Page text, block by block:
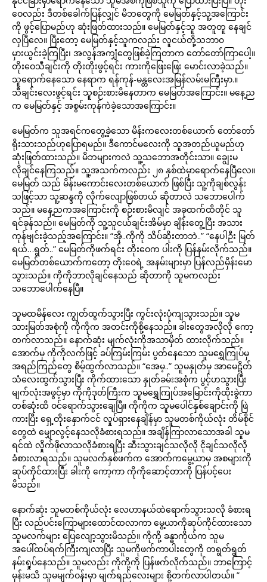
ဝေလည်း ဒီတစ်ခေါက်ပြန်လျှင် မိဘတွေကို မေမြတ်နှင့်သူ့အကြောင်း
ကို ဖွင့်ပြောမည်ဟု ဆုံးဖြတ်ထားသည်။ မေမြတ်နှင့်သူ အတူတူ နေချင်
လှပြီလေ။ ပြီးတော့ မေမြတ်နှင့်သူကလည်း လူငယ်တို့သဘာ၀
မှားယွင်းခဲ့ကြပြီး၊ အလွန်အကျှံတွေဖြစ်ခဲ့ကြတာက တော်တော်ကြာပေါ့။
တိုးဝေသီချင်းကို တိုးတိုးဖွင့်ရင်း ကားကိုဖြေးဖြေး မောင်းလာခဲ့သည်။
သူရောက်နေသော နေရာက ရန်ကုန်-မန္တလေးအမြန်လမ်းမကြီးမှာ.။
သီချင်းလေးဖွင့်ရင်း သူစဉ်းစားမိနေတာက မေမြတ်အကြောင်း။ မနေ့ည
က မေမြတ်နှင့် အစွမ်းကုန်ကဲခဲ့သောအကြောင်း။
မေမြတ်က သူအရင်ကတွေ့ခဲ့သော မိန်းကလေးတစ်ယောက် တော်တော်
ရိုးသားသည်ဟုပြောရမည်။ ဒီကောင်မလေးကို သူအတည်ယူမည်ဟု
ဆုံးဖြတ်ထားသည်။ မိဘများကလဲ သူ့သဘောအတိုင်းသာ။ ချွေးမ
လိုချင်နေကြသည်။ သူ့အသက်ကလည်း ၂၈ နှစ်ထဲမှာရောက်နေပြီလေ။
မေမြတ် သည် မိန်းမကောင်းလေးတစ်ယောက် ဖြစ်ပြီး သူ့ကိုချစ်လွန်း
သဖြင့်သာ သူ့ဆန္ဒကို လိုက်လျောဖြစ်တယ် ဆိုတာလဲ သဘောပေါက်
သည်။ မနေ့ညကအကြောင်းကို စဉ်းစားမိလျင် အခုထက်ထိတိုင် သူ
ရင်ခုန်သည်။ မေမြတ်ကို သူ့သူငယ်ချင်းအိမ်မှာ ချိန်းတွေ့ပြီး အသား
ကုန်ဗျင်းခဲ့သည့်အကြောင်း။ “အို..ကိုကို သိပ်ဆိုးတာဘဲ..” “နေပါဦး မြတ်
ရယ်…ရွတ်..” မေမြတ်ကိုဖက်ရင်း တိုးဝေက ပါးကို ပြန်နမ်းလိုက်သည်။
မေမြတ်တစ်ယောက်ကတော့ တိုးဝေရဲ့ အနမ်းများမှာ ပြန်လည်မှိန်းမော
သွားသည်။ ကိုကိုဘာလိုချင်နေသည် ဆိုတာကို သူမကလည်း
သဘောပေါက်နေပြီ။
သူမထမိန်လေး ကျွတ်ထွက်သွားပြီး ကွင်းလုံးပုံကျသွားသည်။ သူမ
သားမြတ်အစုံကို ကိုကိုက အတင်းကိုစို့နေသည်။ ခါးတွေအလိုလို ကော့
တက်လာသည်။ နောက်ဆုံး မျက်လုံးကိုအသာမှိတ် ထားလိုက်သည်။
အောက်မှ ကိုကိုလက်ဖြင့် ခပ်ကြမ်းကြမ်း ပွတ်နေသော သူမရွှေကြုပ်မှ
အရည်ကြည်တွေ စိမ့်ထွက်လာသည်။ “အေမ့..” သူမနှုတ်မှ အာမေဋိတ်
သံလေးထွက်သွားပြီး ကိုက်ထားသော နှုတ်ခမ်းအစုံက ပွင့်ဟသွားပြီး
မျက်လုံးအဖွင့်မှာ ကိုကိုဒုတ်ကြီးက သူမရွှေကြုပ်အမြောင်းကိုထိုးခွဲကာ
တစ်ဆုံးထိ ဝင်ရောက်သွားချေပြီ။ ကိုကိုက သူမပေါင်နှစ်ချောင်းကို ဖြဲ
ကားပြီး ရှေ့တိုးနှောက်ငင် လှုပ်ရှားနေချိန်မှာ သူမတစ်ကိုယ်လုံး တိမ်စိုင်
တွေထဲ မျှောလွင့်နေသလိုခံစားရသည်။ အချိန်ကြာလာသောအခါ သူမ
ရင်ထဲ လှိုက်ဖိုလာသလိုခံစားရပြီး ဆီးသွားချင်သလိုလို ငိုချင်သလိုလို
ခံစားလာရသည်။ သူမလက်နှစ်ဖက်က အောက်ကမွေ့ယာမှ အစများကို
ဆုပ်ကိုင်ထားပြီး ခါးကို ကော့ကာ ကိုကိုဆောင့်တာကို ပြန်ပင့်ပေး
မိသည်။
နောက်ဆုံး သူမတစ်ကိုယ်လုံး လေဟာနယ်ထဲရောက်သွားသလို ခံစားရ
ပြီး လည်ပင်းကြောများထောင်ထလာကာ မွေ့ယာကိုဆုပ်ကိုင်ထားသော
သူမလက်များ ပြေလျော့သွားမိသည်။ ကိုကို့ ခန္ဓာကိုယ်က သူမ
အပေါ်ထပ်ရက်ကြီးကျလာပြီး သူမကိုဖက်ကာပါးတွေကို တရွတ်ရွတ်
နမ်းရှုပ်နေသည်။ သူမလည်း ကိုကို့ကို ပြန်ဖက်လိုက်သည်။ ဘာကြောင့်
မှန်းမသိ သူမမျက်ဝန်းမှာ မျက်ရည်လေးများ စို့တက်လာပါတယ်။ ”